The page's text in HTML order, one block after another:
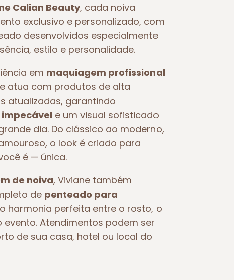
Calian Beauty, cada noiva
exclusivo e personalizado, com
desenvolvidos especialmente
estilo e personalidade.
em maquiagem profissional
atua com produtos de alta
atualizadas, garantindo
e um visual sofisticado
dia. Do clássico ao moderno,
o look é criado para
é — única.
de noiva, Viviane também
de penteado para
harmonia perfeita entre o rosto, o
Atendimentos podem ser
de sua casa, hotel ou local do